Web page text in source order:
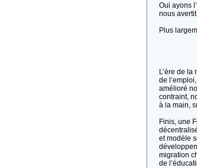
Oui ayons
nous
Plus
L’ère de
de
amélioré
contraint,
à la main,
Finis, une
et modèle
migration
de